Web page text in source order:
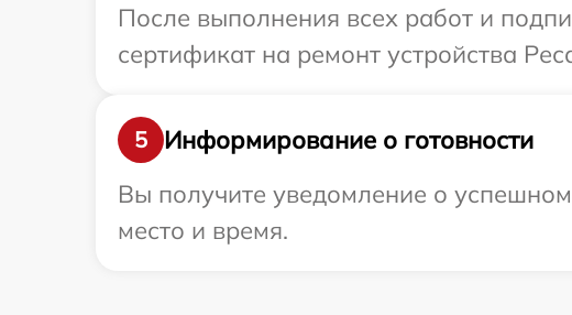
После выполнения всех работ и
сертификат на ремонт устройства
5
Информирование о готовности
Вы получите уведомление о
место и время.